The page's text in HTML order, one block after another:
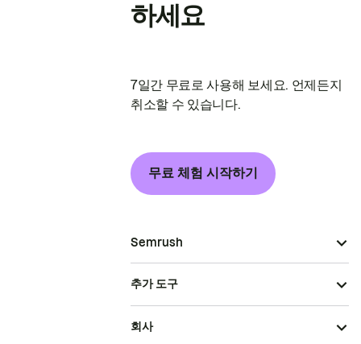
하세요
7일간 무료로 사용해 보세요. 언제든지
취소할 수 있습니다.
무료 체험 시작하기
Semrush
추가 도구
회사